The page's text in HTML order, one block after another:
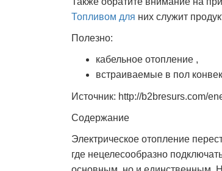
Топливом для них служит
Полезно:
кабельное отопление ,
встраиваемые в пол
Источник: http://b2bresurs.com/
Содержание
Электрическое отопление
где нецелесообразно